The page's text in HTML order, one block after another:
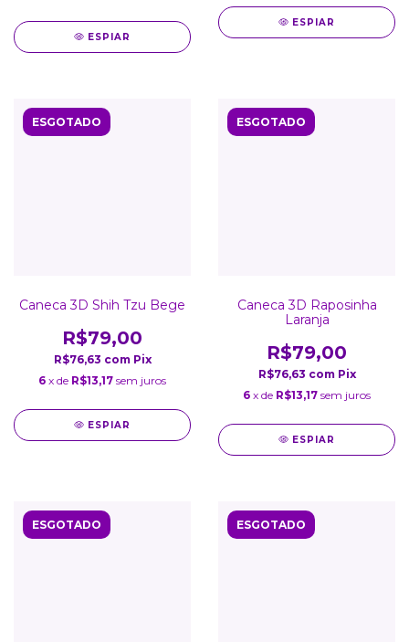
ESPIAR
ESPIAR
ESGOTADO
Caneca 3D Shih Tzu Bege
R$79,00
R$76,63 com Pix
6 x de R$13,17 sem juros
ESPIAR
ESGOTADO
Caneca 3D Raposinha
Laranja
R$79,00
R$76,63 com Pix
6 x de R$13,17 sem juros
ESPIAR
ESGOTADO ESGOTADO